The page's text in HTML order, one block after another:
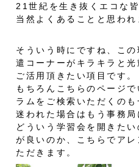
21世紀を生き抜くエコな
当然よくあることと思われ
そういう時にですね、こ
遣コーナーがキラキラと
ご活用頂きたい項目です。
もちろんこちらのページ
ラムをご検索いただくのも
迷われた場合はもう事務局
どういう学習会を開きた
が良いのか、こちらでア
ただきます。